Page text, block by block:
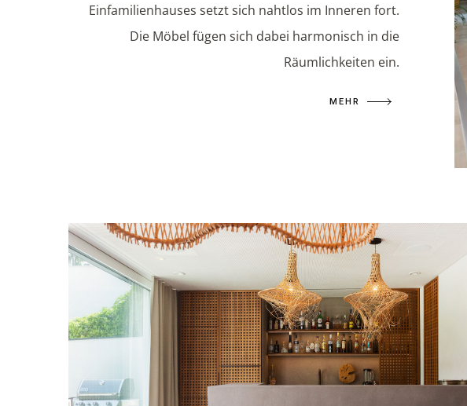
Einfamilienhauses setzt sich nahtlos im Inneren fort.
Die Möbel fügen sich dabei harmonisch in die
Räumlichkeiten ein.
MEHR